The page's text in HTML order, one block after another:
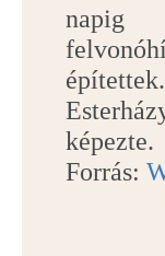
napig
képezte.
Forrás: